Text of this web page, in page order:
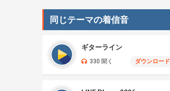
同じテーマの着信音
ギターライン
330 聞く ダウンロード